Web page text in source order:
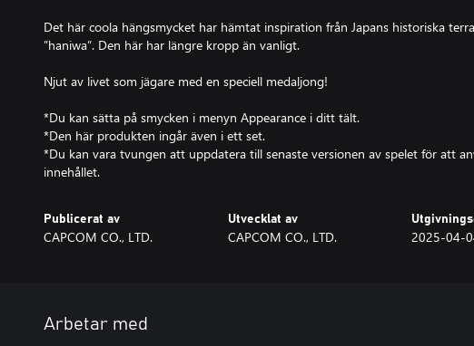
Det här coola hängsmycket har hämtat inspiration från Japans historiska
”haniwa”. Den här har längre kropp än vanligt.
Njut av livet som jägare med en speciell medaljong!
*Du kan sätta på smycken i menyn Appearance i ditt tält.
*Den här produkten ingår även i ett set.
*Du kan vara tvungen att uppdatera till senaste versionen av spelet för att
innehållet.
Publicerat av
CAPCOM CO., LTD.
Utvecklat av
CAPCOM CO., LTD. 2025-04-
Arbetar med